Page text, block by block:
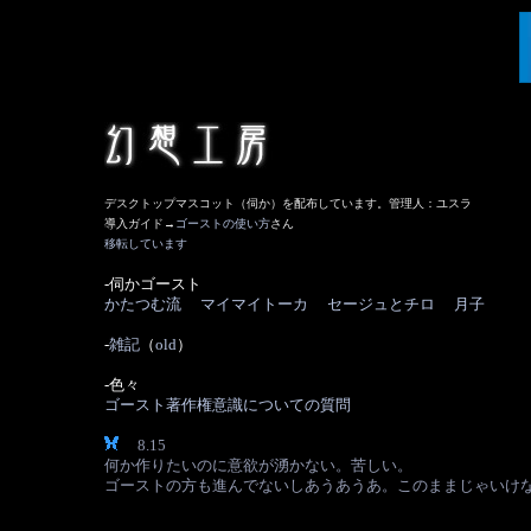
デスクトップマスコット（伺か）を配布しています。管理人：ユスラ
導入ガイド→ ゴーストの使い方さん
移転しています
-伺かゴースト
かたつむ流
マイマイトーカ セージュとチロ 月子
-雑記 （old ）
-色々
ゴースト著作権意識についての質問
8.15
何か作りたいのに意欲が湧かない。苦しい。
ゴーストの方も進んでないしあうあうあ。このままじゃいけ